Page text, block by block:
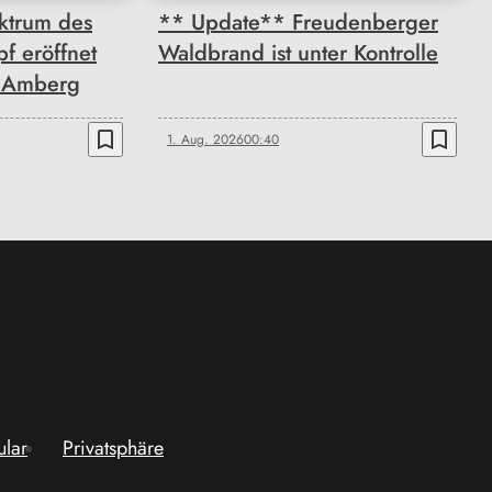
des
eröffnet
bookmark_border
** Update** Freudenberger
Waldbrand ist unter Kontrolle
1. Aug. 202600:40 bookmark_border
Privatsphäre